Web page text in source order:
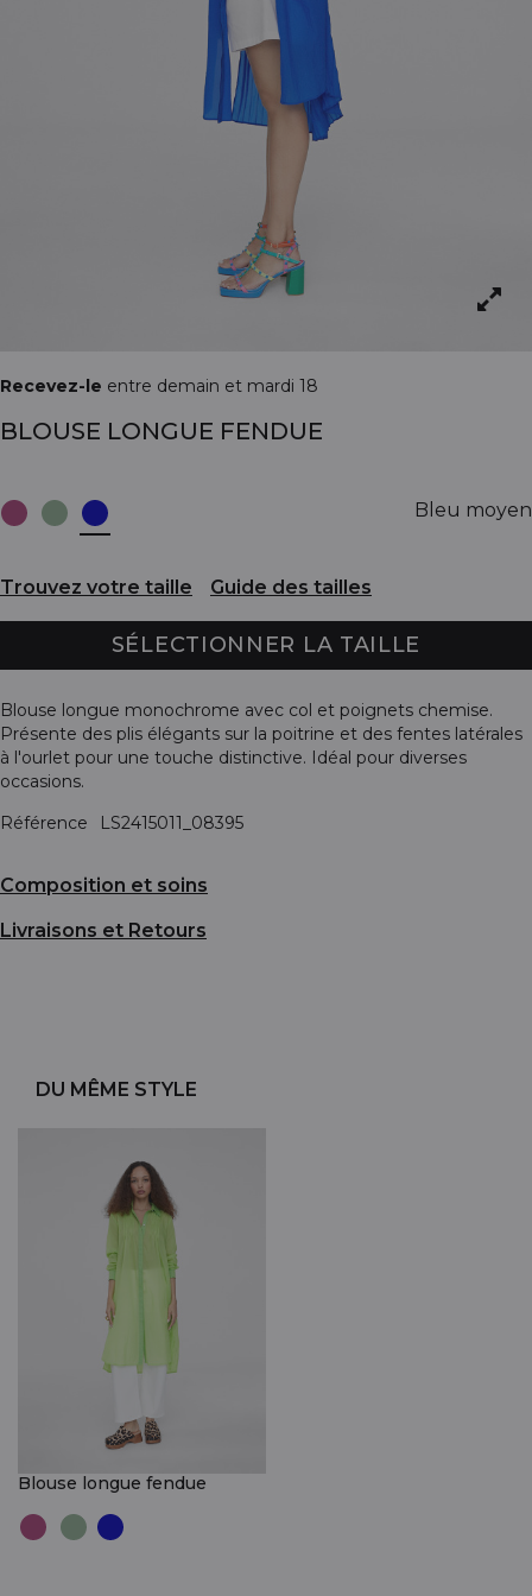
Recevez-le entre demain et mardi 18
BLOUSE LONGUE FENDUE
Bleu moyen
Trouvez votre taille Guide des tailles
SÉLECTIONNER LA TAILLE
Blouse longue monochrome avec col et poignets chemise.
Présente des plis élégants sur la poitrine et des fentes latérales
à l'ourlet pour une touche distinctive. Idéal pour diverses
occasions.
Référence
LS2415011_08395
Composition et soins
Livraisons et Retours
DU MÊME STYLE
Blouse longue fendue